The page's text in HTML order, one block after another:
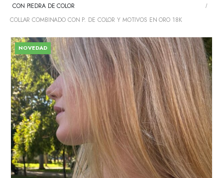
CON PIEDRA DE COLOR
COLLAR COMBINADO CON P. DE COLOR Y MOTIVOS EN ORO 18K
NOVEDAD